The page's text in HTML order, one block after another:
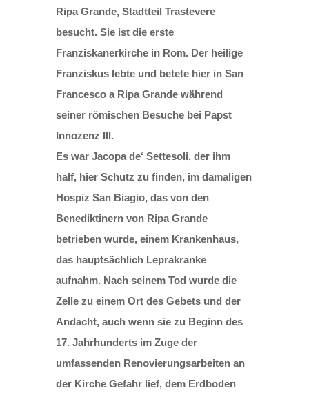
Ripa Grande, Stadtteil Trastevere
besucht. Sie ist die erste
Franziskanerkirche in Rom. Der heilige
Franziskus lebte und betete hier in San
Francesco a Ripa Grande während
seiner römischen Besuche bei Papst
Innozenz III.
Es war Jacopa de‘ Settesoli, der ihm
half, hier Schutz zu finden, im damaligen
Hospiz San Biagio, das von den
Benediktinern von Ripa Grande
betrieben wurde, einem Krankenhaus,
das hauptsächlich Leprakranke
aufnahm. Nach seinem Tod wurde die
Zelle zu einem Ort des Gebets und der
Andacht, auch wenn sie zu Beginn des
17. Jahrhunderts im Zuge der
umfassenden Renovierungsarbeiten an
der Kirche Gefahr lief, dem Erdboden